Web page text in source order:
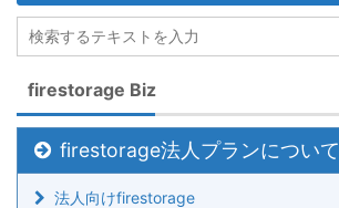
firestorage Biz
firestorage法人プランについて
法人向けfirestorage